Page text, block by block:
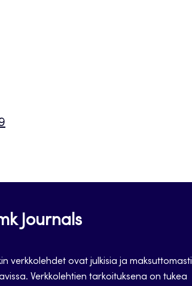
Journals
verkkolehdet ovat julkisia ja maksuttomasti
Verkkolehtien tarkoituksena on tukea